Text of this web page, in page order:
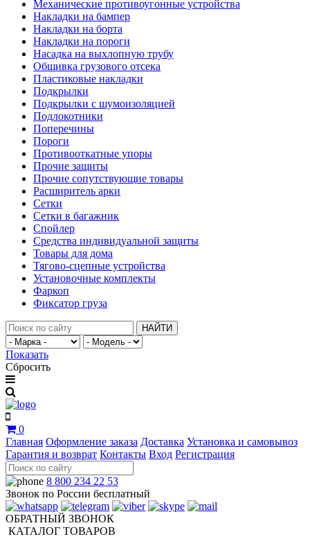
Механические противоугонные устройства
Накладки на бампер
Накладки на борта
Накладки на пороги
Насадка на выхлопную трубу
Обшивка грузового отсека
Пластиковые накладки
Подкрылки
Подкрылки с шумоизоляцией
Подлокотники
Поперечины
Пороги
Противооткатные упоры
Прочие защиты
Прочие сопутствующие товары
Расширитель арки
Сетки
Сетки в багажник
Спойлер
Средства индивидуальной защиты
Товары для дома
Тягово-сцепные устройства
Установочные комплекты
Фаркоп
Фиксатор груза
НАЙТИ
Показать
Сбросить
0
Главная Оформление заказа Доставка Установка и самовывоз
Гарантия и возврат Контакты Вход Регистрация
8 800 234 22 53
Звонок по России бесплатный
ОБРАТНЫЙ ЗВОНОК
КАТАЛОГ ТОВАРОВ